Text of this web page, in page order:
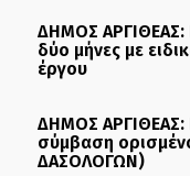
ΔΗΜΟΣ ΑΡΓΙΘΕΑΣ:
δύο μήνες με
έργου
ΔΗΜΟΣ ΑΡΓΙΘΕΑΣ:
σύμβαση
ΔΑΣΟΛΟΓΩΝ)